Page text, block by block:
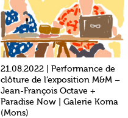
21.08.2022 | Performance de
clôture de l’exposition M&M –
Jean-François Octave +
Paradise Now | Galerie Koma
(Mons)